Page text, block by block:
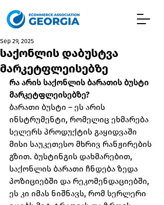
საქონლის დაბუსტვა
მარკეტფლეისებზე
Sep 29, 2025
რა არის საქონლის ბარათის ბუსტი
მარკეტფლეისებზე?
ბარათი ბუსტი – ეს არის
ინსტრუმენტი, რომელიც ეხმარება
სელერს პროდუქტის გაყიდვაში
მისი საუკეთესო მხრივ რანჟირების
გზით. ბუსტინგის დახმარებით,
საქონლის ბარათი ჩნდება ზედა
პოზიციებში და რეკომენდაციებში,
ეს კი იმას ნიშნავს, რომ სერლერი